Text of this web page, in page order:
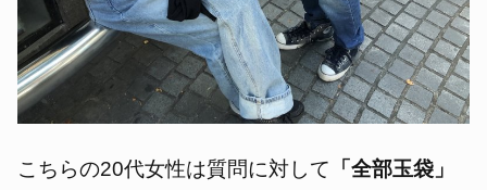
こちらの20代女性は質問に対して
「全部玉袋」